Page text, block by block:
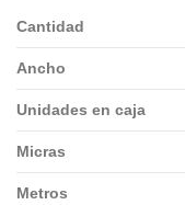
Cantidad
Ancho
Unidades en caja
Micras
Metros